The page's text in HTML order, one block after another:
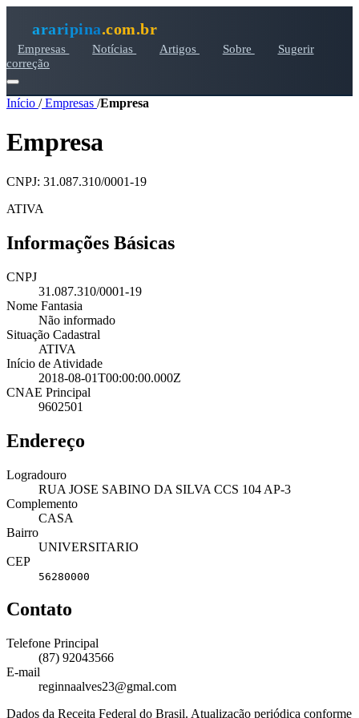
araripina.com.br
Empresas Notícias Artigos Sobre
Sugerir
correção
Início /Empresas /Empresa
Empresa
CNPJ: 31.087.310/0001-19
ATIVA
Informações Básicas
CNPJ
31.087.310/0001-19
Nome Fantasia
Não informado
Situação Cadastral
ATIVA
Início de Atividade
2018-08-01T00:00:00.000Z
CNAE Principal
9602501
Endereço
Logradouro
RUA JOSE SABINO DA SILVA CCS 104 AP-3
Complemento
CASA
Bairro
UNIVERSITARIO
CEP
56280000
Contato
Telefone Principal
(87) 92043566
E-mail
reginnaalves23@gmal.com
Dados da Receita Federal do Brasil. Atualização periódica conforme